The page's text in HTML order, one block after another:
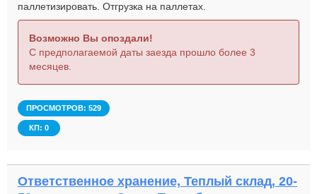
паллетизировать. Отгрузка на паллетах.
Возможно Вы опоздали!
С предполагаемой даты заезда прошло более 3
месяцев.
ПРОСМОТРОВ: 529
КП: 0
Ответственное хранение, Теплый склад, 20-